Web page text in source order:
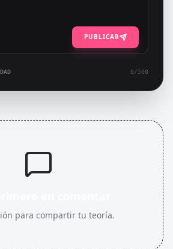
PUBLICAR
0 /500
para compartir tu teoría.